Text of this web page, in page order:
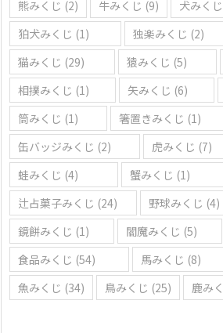
熊みくじ (2) 牛みくじ (9) 犬みくじ
狛犬みくじ (1) 独楽みくじ (2)
猫みくじ (29) 猿みくじ (5)
相撲みくじ (1) 矢みくじ (6)
筒みくじ (1) 箸置きみくじ (1)
缶バッジみくじ (2) 虎みくじ (7)
蛙みくじ (4) 蟹みくじ (1)
辻占菓子みくじ (24) 野球みくじ (4)
鏡餅みくじ (1) 閻魔みくじ (5)
食品みくじ (54) 馬みくじ (8)
魚みくじ (34) 鳥みくじ (25) 鹿み